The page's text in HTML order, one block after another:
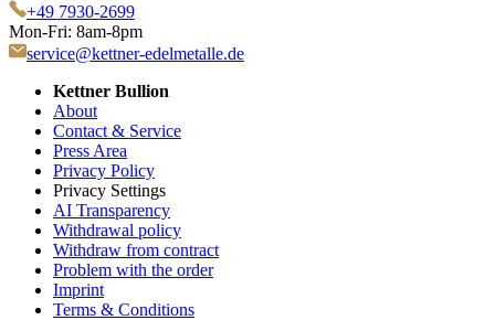
+49 7930-2699
Mon-Fri: 8am-8pm
service@kettner-edelmetalle.de
Kettner Bullion
About
Contact & Service
Press Area
Privacy Policy
Privacy Settings
AI Transparency
Withdrawal policy
Withdraw from contract
Problem with the order
Imprint
Terms & Conditions